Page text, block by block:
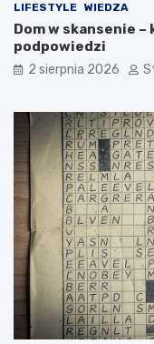
LIFESTYLE WIEDZA
Dom w skansenie
podpowiedzi
2 sierpnia 2026